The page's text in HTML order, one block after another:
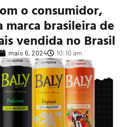
o consumidor,
marca brasileira de
vendida no Brasil
maio 6, 2024 10:10 am